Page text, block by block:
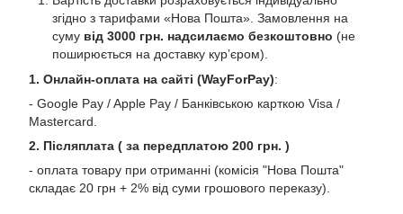
згідно з тарифами «Нова Пошта». Замовлення на
суму від 3000 грн. надсилаємо безкоштовно (не
поширюється на доставку курʼєром).
1. Онлайн-оплата на сайті (WayForPay):
- Google Pay / Apple Pay / Банківською карткою Visa /
Mastercard.
2. Післяплата ( за передплатою 200 грн. )
- оплата товару при отриманні (комісія "Нова Пошта"
складає 20 грн + 2% від суми грошового переказу).